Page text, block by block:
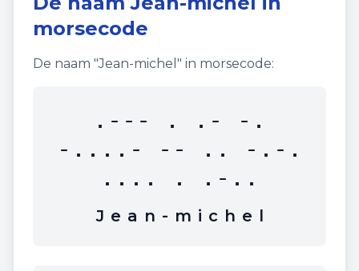
morsecode
De naam "Jean-michel " in morsecode:
.--- . .- -.
-....- -- .. -.-.
.... . .-..
J e a n - m i c h e l